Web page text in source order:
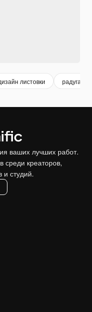
листовки радуга
ваших лучших работ.
среди креаторов,
и студий.